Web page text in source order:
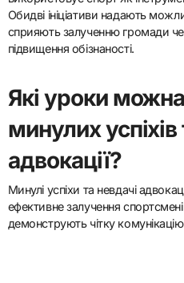
фанатів брати участь у
зробили
Менш відомі ініціативи, такі як
Diplomacy, зробили значний
інклюзивність ЛГБТК+ у спорті,
Обидві ініціативи надають
сприяють залученню громади
підвищення обізнаності.